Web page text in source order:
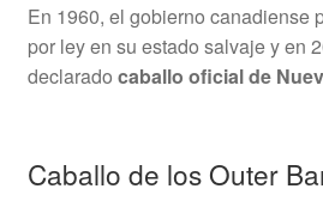
En 1960, el gobierno canadiense
por ley en su estado salvaje y en
declarado caballo oficial de
Caballo de los Outer